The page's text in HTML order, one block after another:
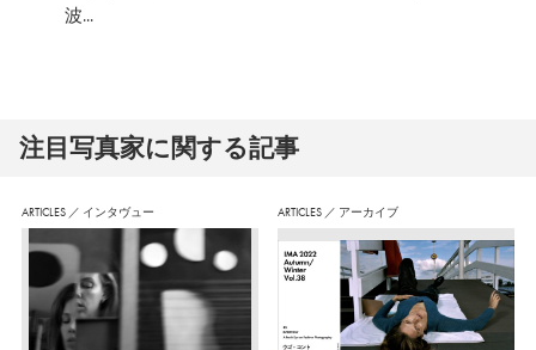
波...
注⽬写真家に関する記事
ARTICLES ／ インタヴュー ARTICLES ／ アーカイブ